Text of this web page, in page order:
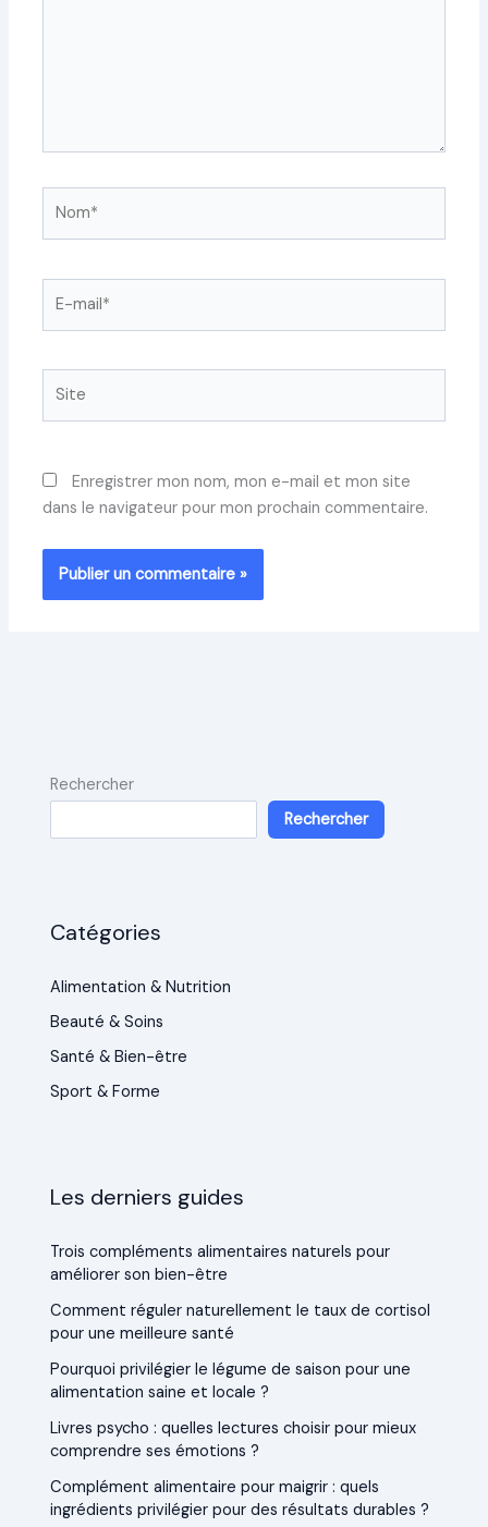
mail*
Enregistrer mon nom, mon e-mail et mon site
dans le navigateur pour mon prochain commentaire.
Rechercher
Rechercher
Catégories
Alimentation & Nutrition
Beauté & Soins
Santé & Bien-être
Sport & Forme
Les derniers guides
Trois compléments alimentaires naturels pour
améliorer son bien-être
Comment réguler naturellement le taux de cortisol
pour une meilleure santé
Pourquoi privilégier le légume de saison pour une
alimentation saine et locale ?
Livres psycho : quelles lectures choisir pour mieux
comprendre ses émotions ?
Complément alimentaire pour maigrir : quels
ingrédients privilégier pour des résultats durables ?